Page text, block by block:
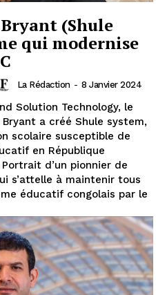
(Shule
qui modernise
La Rédaction - 8 Janvier 2024
Solution Technology, le
a créé Shule system,
scolaire susceptible de
en République
d’un pionnier de
s’attelle à maintenir tous
éducatif congolais par le